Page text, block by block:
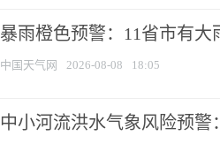
暴雨橙色预警：11省市有
中国天气网 2026-08-08 18:05
中小河流洪水气象风险预